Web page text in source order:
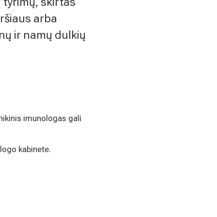
arba
ir namų dulkių
imunologas gali
kabinete.